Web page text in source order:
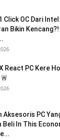
Click OC Dari Intel:
Bikin Kencang?!
React PC Kere
Aksesoris PC
Beli In This